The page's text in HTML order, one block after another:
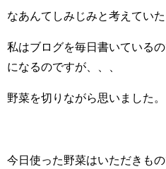
なあんてしみじみと考えていた
私はブログを毎日書いている
になるのですが、、、
野菜を切りながら思いました。
今日使った野菜はいただきも